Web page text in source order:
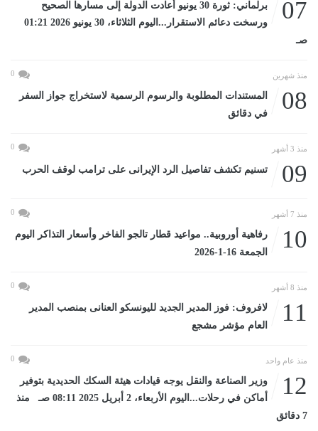
07
برلماني: ثورة 30 يونيو أعادت الدولة إلى مسارها الصحيح
ورسخت دعائم الاستقرار...اليوم الثلاثاء، 30 يونيو 2026 01:21
صـ
منذ شهرين 0
08
المستندات المطلوبة والرسوم الرسمية لاستخراج جواز السفر
في دقائق
منذ 3 أشهر 0
09 تسنيم تكشف تفاصيل الرد الإيرانى على ترامب لوقف الحرب
منذ 7 أشهر 0
10
رفاهية أوروبية.. مواعيد قطار تالجو الفاخر وأسعار التذاكر اليوم
الجمعة 16-1-2026
منذ 8 أشهر 0
11
لافروف: فوز المدير الجديد لليونسكو العنانى بمنصب المدير
العام مؤشر مشجع
منذ عام واحد 0
12
وزير الصناعة والنقل يوجه قيادات هيئة السكك الحديدية بتوفير
أماكن في رحلات...اليوم الأربعاء، 2 أبريل 2025 08:11 صـ منذ
7 دقائق